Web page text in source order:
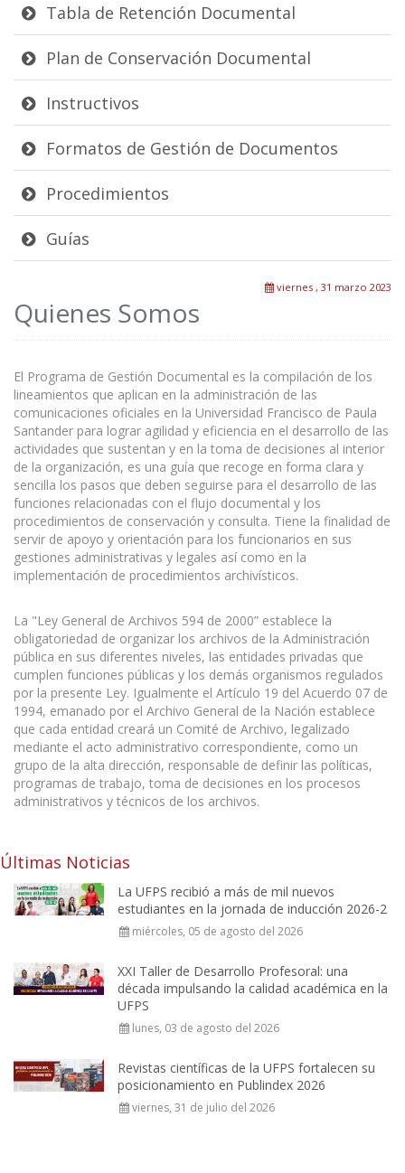
Tabla de Retención Documental
Plan de Conservación Documental
Instructivos
Formatos de Gestión de Documentos
Procedimientos
Guías
viernes , 31 marzo 2023
Quienes Somos
El Programa de Gestión Documental es la compilación de los
lineamientos que aplican en la administración de las
comunicaciones oficiales en la Universidad Francisco de Paula
Santander para lograr agilidad y eficiencia en el desarrollo de las
actividades que sustentan y en la toma de decisiones al interior
de la organización, es una guía que recoge en forma clara y
sencilla los pasos que deben seguirse para el desarrollo de las
funciones relacionadas con el flujo documental y los
procedimientos de conservación y consulta. Tiene la finalidad de
servir de apoyo y orientación para los funcionarios en sus
gestiones administrativas y legales así como en la
implementación de procedimientos archivísticos.
La "Ley General de Archivos 594 de 2000” establece la
obligatoriedad de organizar los archivos de la Administración
pública en sus diferentes niveles, las entidades privadas que
cumplen funciones públicas y los demás organismos regulados
por la presente Ley. Igualmente el Artículo 19 del Acuerdo 07 de
1994, emanado por el Archivo General de la Nación establece
que cada entidad creará un Comité de Archivo, legalizado
mediante el acto administrativo correspondiente, como un
grupo de la alta dirección, responsable de definir las políticas,
programas de trabajo, toma de decisiones en los procesos
administrativos y técnicos de los archivos.
Últimas Noticias
La UFPS recibió a más de mil nuevos
estudiantes en la jornada de inducción 2026-2
miércoles, 05 de agosto del 2026
XXI Taller de Desarrollo Profesoral: una
década impulsando la calidad académica en la
UFPS
lunes, 03 de agosto del 2026
Revistas científicas de la UFPS fortalecen su
posicionamiento en Publindex 2026
viernes, 31 de julio del 2026